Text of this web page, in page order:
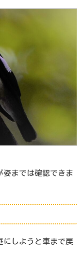
姿までは確認できま
にしようと車まで戻